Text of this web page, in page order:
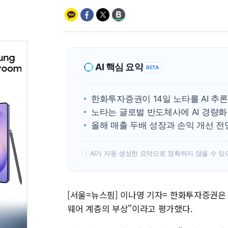
AI 핵심 요약 BETA
한화투자증권이 14일 노타를 AI 추
노타는 글로벌 반도체사에 AI 경량
올해 매출 두배 성장과 손익 개선
! AI가 자동 생성한 요약으로 정확하지 않을 수 있
[서울=뉴스핌] 이나영 기자= 한화투자증권
웨어 계층의 부상"이라고 평가했다.